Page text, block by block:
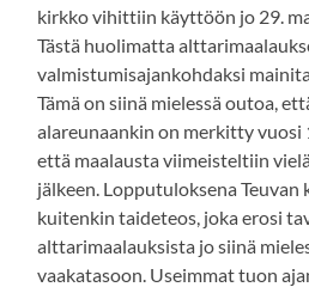
kirkko vihittiin käyttöön jo 29.
Tästä huolimatta
valmistumisajankohdaksi
Tämä on siinä mielessä outoa,
alareunaankin on merkitty vuosi
että maalausta viimeisteltiin
jälkeen. Lopputuloksena
kuitenkin taideteos, joka erosi
alttarimaalauksista jo siinä
vaakatasoon. Useimmat tuon